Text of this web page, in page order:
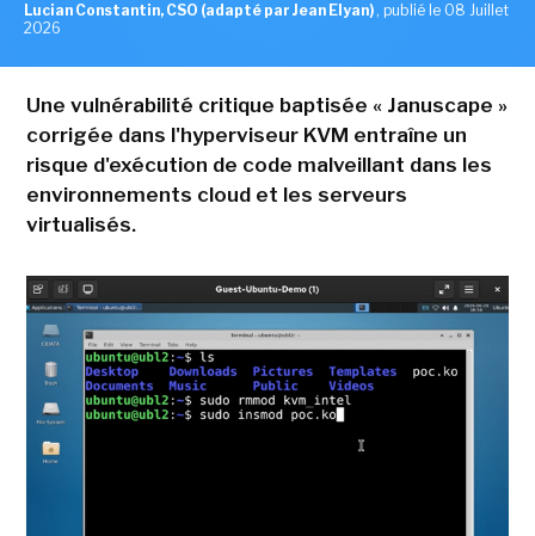
Lucian Constantin, CSO (adapté par Jean Elyan) , publié le 08 Juillet
2026
Une vulnérabilité critique baptisée « Januscape »
corrigée dans l'hyperviseur KVM entraîne un
risque d'exécution de code malveillant dans les
environnements cloud et les serveurs
virtualisés.